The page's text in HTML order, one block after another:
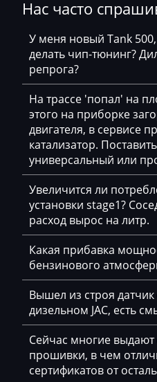
BMW
Bomag
Brilliance
Buhler
BYD
Cadillac
Camc
Case
CFMoto
Challenger
Changan
Changhe
Chery
Bosch MEV9.2.2
Bosch MEV9.4.6
Bosch MEVD17.2.х
Bosch MG1 (MG1CS003)
Bosch MG1 (MG1CS201)
Siemens MS41
Siemens MS42
Siemens MS43
Siemens MS45.x
Siemens MSD80 (83.5)
Siemens MSD85.x(87.x)
Siemens MSV7x
Siemens MSV8x
E88 3.0i 265hp
E90 1.6i 122hp
E90 2.0i 170hp
E90 2.5i 218hp
E90 2.8i
E90 3.0i 272hp
E90 328xi
E91(E92) 2.8i
E92 2.5i 218hp
E92 3.0i 272hp
E93 2.5i 218hp
Нас часто
У меня новый Tank
делать чип-тюнинг?
репрога?
На трассе 'попал' на
этого на приборке
двигателя, в сервисе
катализатор.
универсальный или
Увеличится ли
установки stage1?
расход вырос на литр.
Какая прибавка
бензинового
Вышел из строя датчик
дизельном JAC, есть
Сейчас многие выдают
прошивки, в чем
сертификатов от